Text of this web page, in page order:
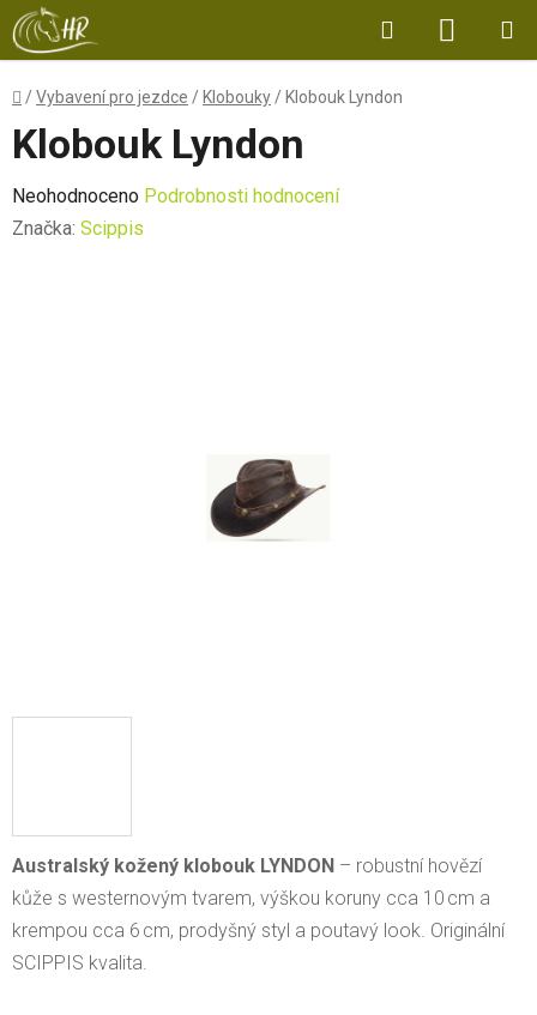
Přejít
na
obsah
Hledat
KOŠÍK
Domů
/Vybavení pro jezdce / Klobouky / Klobouk Lyndon
Australský kožený klobouk LYNDON – robustní hovězí
kůže s westernovým tvarem, výškou koruny cca 10 cm a
krempou cca 6 cm, prodyšný styl a poutavý look. Originální
SCIPPIS kvalita.
Klobouk Lyndon
Průměrné
hodnocení
Neohodnoceno Podrobnosti hodnocení
Značka: Scippis